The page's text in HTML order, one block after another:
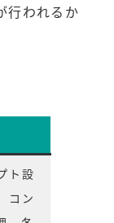
行われるか
ト設
コン